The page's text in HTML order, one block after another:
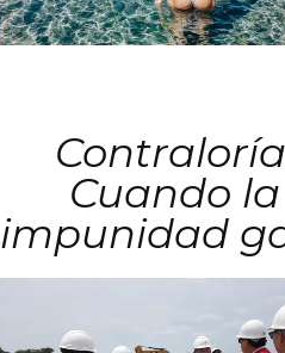
Cuando la
impunidad